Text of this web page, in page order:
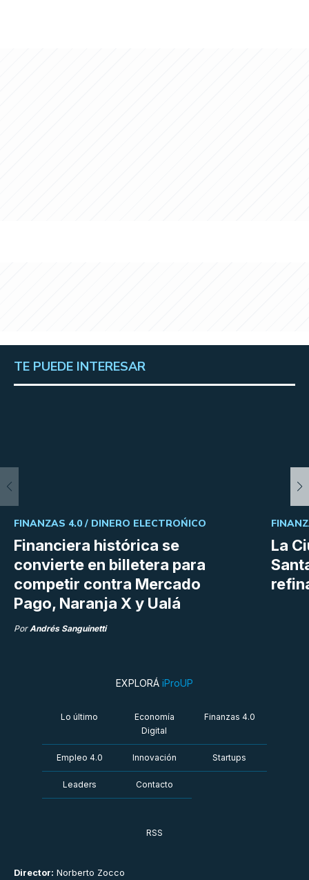
TE PUEDE INTERESAR
Financiera histórica se
convierte en billetera para
competir contra Mercado
Pago, Naranja X y Ualá
FINANZAS 4.0 / DINERO ELECTROŃICO
PorAndrés Sanguinetti
La
Director: Norberto Zocco
EXPLORÁ iProUP
Lo último
Economía
Digital
Finanzas 4.0
Empleo 4.0 Innovación Startups
Leaders Contacto
RSS